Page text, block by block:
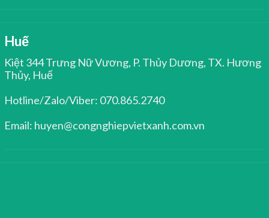
Huế
Kiệt 344 Trưng Nữ Vương, P. Thủy Dương, TX. Hương
Thủy, Huế
Hotline/Zalo/Viber: 070.865.2740
Email: huyen@congnghiepvietxanh.com.vn